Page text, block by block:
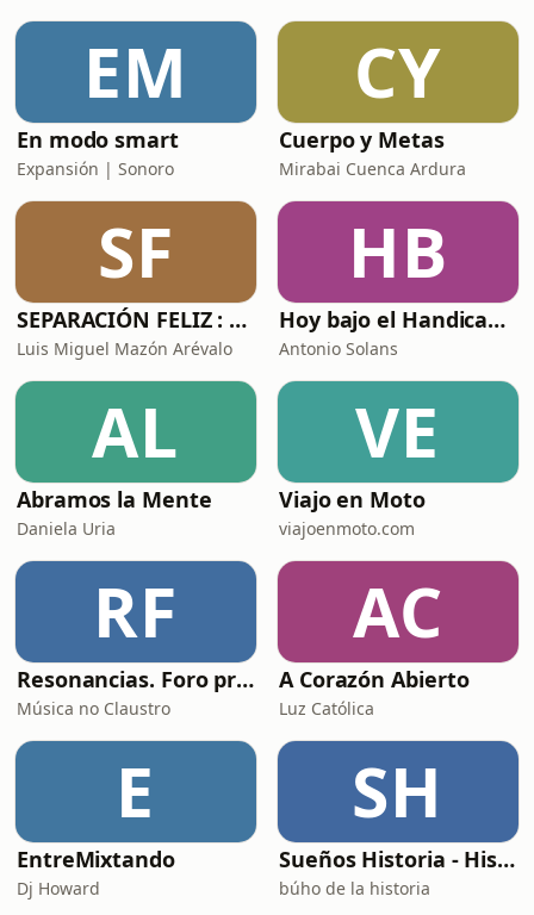
posiciones de los usuarios incluso
cuando describen comportamientos
dañinos o ilegales.* Esta tendencia
hace que los usuario
EM
En modo smart
Expansión | Sonoro
CY
Cuerpo y Metas
Mirabai Cuenca Ardura
SF
SEPARACIÓN FELIZ : Psicología, Dolor y Renacimiento
Luis Miguel Mazón Arévalo
HB
Hoy bajo el Handicap | Podcast de Golf
Antonio Solans
AL
Abramos la Mente
Daniela Uria
VE
Viajo en Moto
viajoenmoto.com
RF
Resonancias. Foro profesional de instrumentos musicais
Música no Claustro
AC
A Corazón Abierto
Luz Católica
E
EntreMixtando
Dj Howard
SH
Sueños Historia - Histórico Podcast de historia relajada para dormir
búho de la historia